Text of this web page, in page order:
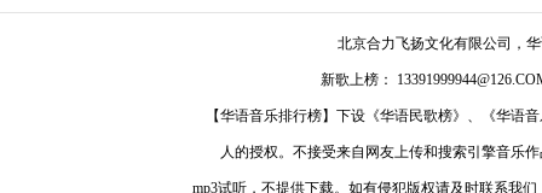
北京合力飞扬文化有限公司，
新歌上榜：
【华语音乐排行榜】下设《华语民歌榜》、《华语
人的授权。不接受来自网友上传和搜索引擎音乐
mp3试听，不提供下载。如有侵犯版权请及时联系我